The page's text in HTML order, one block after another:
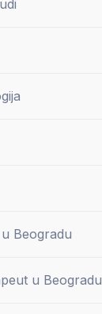
Beogradu
u Beogradu